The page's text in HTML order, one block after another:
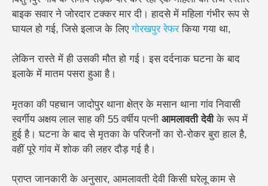
बाइक सवार ने जोरदार टक्कर मार दी। हादसे में महिला गंभीर रूप से
घायल हो गई, जिसे इलाज के लिएगोरखपुर रेफरकिया गया था,
लेकिन रास्ते में ही उसकी मौत हो गई। इस दर्दनाक घटना के बाद
इलाके में मातम पसरा हुआ है।
मृतका की पहचान जादोपुर थाना क्षेत्र के मसान थाना गांव निवासी
स्वर्गीय अक्षय लाल साह की 55 वर्षीय पत्नी आमलावती देवीके रूप में
हुई है। घटना के बाद से मृतका के परिजनों का रो-रोकर बुरा हाल है,
वहीं पूरे गांव में शोक की लहर दौड़ गई है।
प्राप्त जानकारी के अनुसार, आमलावती देवी किसी घरेलू काम से